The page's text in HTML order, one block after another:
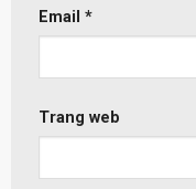
Email *
Trang web